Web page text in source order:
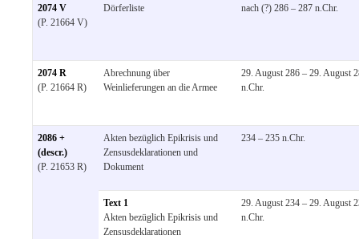
2074 V
(P. 21664 V)
Dörferliste nach (?) 286 – 287 n.Chr.
2074 R
(P. 21664 R)
Abrechnung über
Weinlieferungen an die Armee
29. August 286 – 29. August
n.Chr.
2086 +
(descr.)
(P. 21653 R)
Akten bezüglich Epikrisis und
Zensusdeklarationen und
Dokument
234 – 235 n.Chr.
Text 1
Akten bezüglich Epikrisis und
Zensusdeklarationen
29. August 234 – 29. August
n.Chr.